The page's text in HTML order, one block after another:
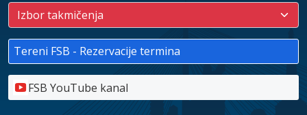
Tereni FSB - Rezervacije termina
FSB YouTube kanal